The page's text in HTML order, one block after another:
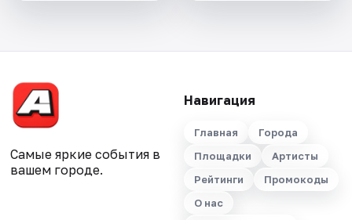
Самые яркие события в
вашем городе.
Навигация
Главная
Города
Площадки
Артисты
Рейтинги
Промокоды
О нас